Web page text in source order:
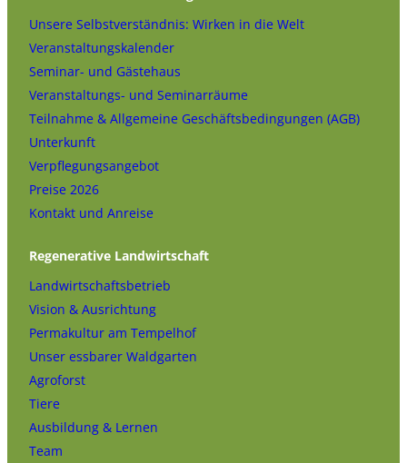
Unsere Selbstverständnis: Wirken in die Welt
Veranstaltungskalender
Seminar- und Gästehaus
Veranstaltungs- und Seminarräume
Teilnahme & Allgemeine Geschäftsbedingungen (AGB)
Unterkunft
Verpflegungsangebot
Preise 2026
Kontakt und Anreise
Regenerative Landwirtschaft
Landwirtschaftsbetrieb
Vision & Ausrichtung
Permakultur am Tempelhof
Unser essbarer Waldgarten
Agroforst
Tiere
Ausbildung & Lernen
Team